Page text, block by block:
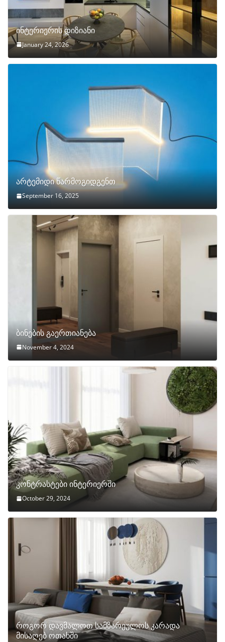
ინტერიერის დიზიანი
January 24, 2026
არტემიდი წარმოგიდგენთ
September 16, 2025
ბინების გაერთიანება
November 4, 2024
კონტრასტები ინტერიერში
October 29, 2024
როგორ დავმალოთ სამზარეულოს კარადა
მისაღებ ოთახში